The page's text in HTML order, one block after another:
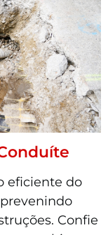
eficiente do
Confie